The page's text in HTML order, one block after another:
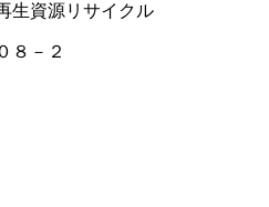
生資源リサイクル
８－２